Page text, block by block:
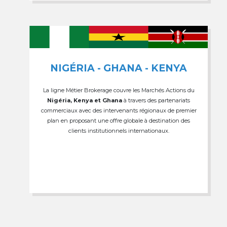
NIGÉRIA - GHANA - KENYA
La ligne Métier Brokerage couvre les Marchés Actions du
Nigéria, Kenya et Ghana à travers des partenariats
commerciaux avec des intervenants régionaux de premier
plan en proposant une offre globale à destination des
clients institutionnels internationaux.